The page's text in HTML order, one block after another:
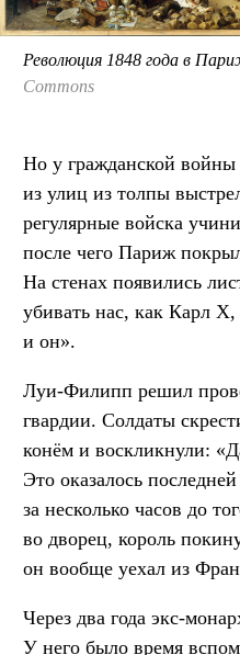
Революция 1848 года в
Commons
Но у гражданской
из улиц из толпы
регулярные войска
после чего Париж
На стенах появились
убивать нас, как Карл X,
и он».
Луи-Филипп решил
гвардии. Солдаты
конём и воскликнули:
Это оказалось
за несколько часов до
во дворец, король
он вообще уехал из
Через два года экс-
У него было время